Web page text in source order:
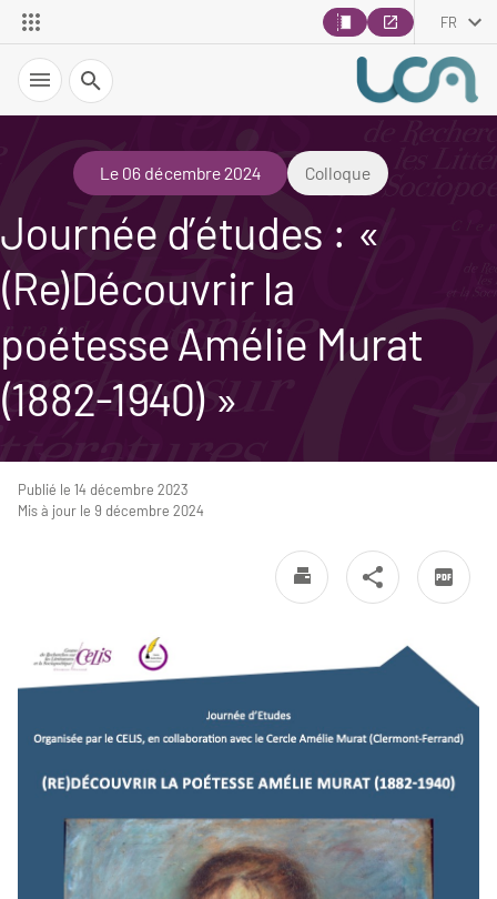
FR
Recherche
Le 06 décembre 2024 Colloque
Journée d’études : «
(Re)Découvrir la
poétesse Amélie Murat
(1882-1940) »
Publié le 14 décembre 2023
Mis à jour le 9 décembre 2024